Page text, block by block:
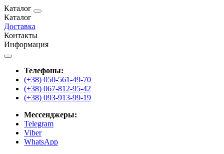
Каталог
Каталог
Доставка
Контакты
Информация
Телефоны:
(+38) 050-561-49-70
(+38) 067-812-95-42
(+38) 093-913-99-19
Мессенджеры:
Telegram
Viber
WhatsApp